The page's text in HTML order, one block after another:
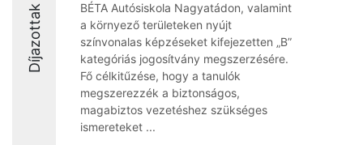
Díjazottak
BÉTA Autósiskola Nagyatádon, valamint
a környező területeken nyújt
színvonalas képzéseket kifejezetten „B”
kategóriás jogosítvány megszerzésére.
Fő célkitűzése, hogy a tanulók
megszerezzék a biztonságos,
magabiztos vezetéshez szükséges
ismereteket ...